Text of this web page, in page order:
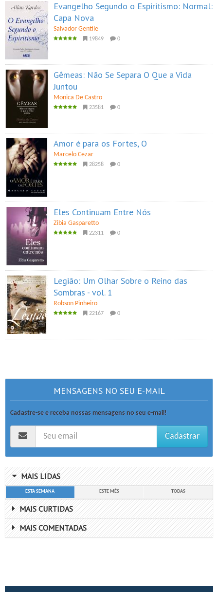
Evangelho Segundo o Espiritismo: Normal:
Capa Nova
Salvador Gentile
19849 0
Gêmeas: Não Se Separa O Que a Vida
Juntou
Monica De Castro
23581 0
Amor é para os Fortes, O
Marcelo Cezar
28258 0
Eles Continuam Entre Nós
Zibia Gasparetto
22311 0
Legião: Um Olhar Sobre o Reino das
Sombras - vol. 1
Robson Pinheiro
22167 0
MENSAGENS NO SEU E-MAIL
Cadastre-se e receba nossas mensagens no seu e-mail!
Cadastrar
MAIS LIDAS
ESTA SEMANA ESTE MÊS TODAS
MAIS CURTIDAS
MAIS COMENTADAS